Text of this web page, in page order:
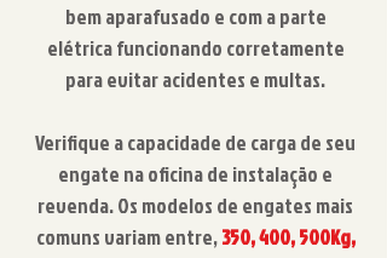
bem aparafusado e com a parte
elétrica funcionando corretamente
para evitar acidentes e multas.
Verifique a capacidade de carga de seu
engate na oficina de instalação e
revenda. Os modelos de engates mais
comuns variam entre,350, 400, 500Kg,